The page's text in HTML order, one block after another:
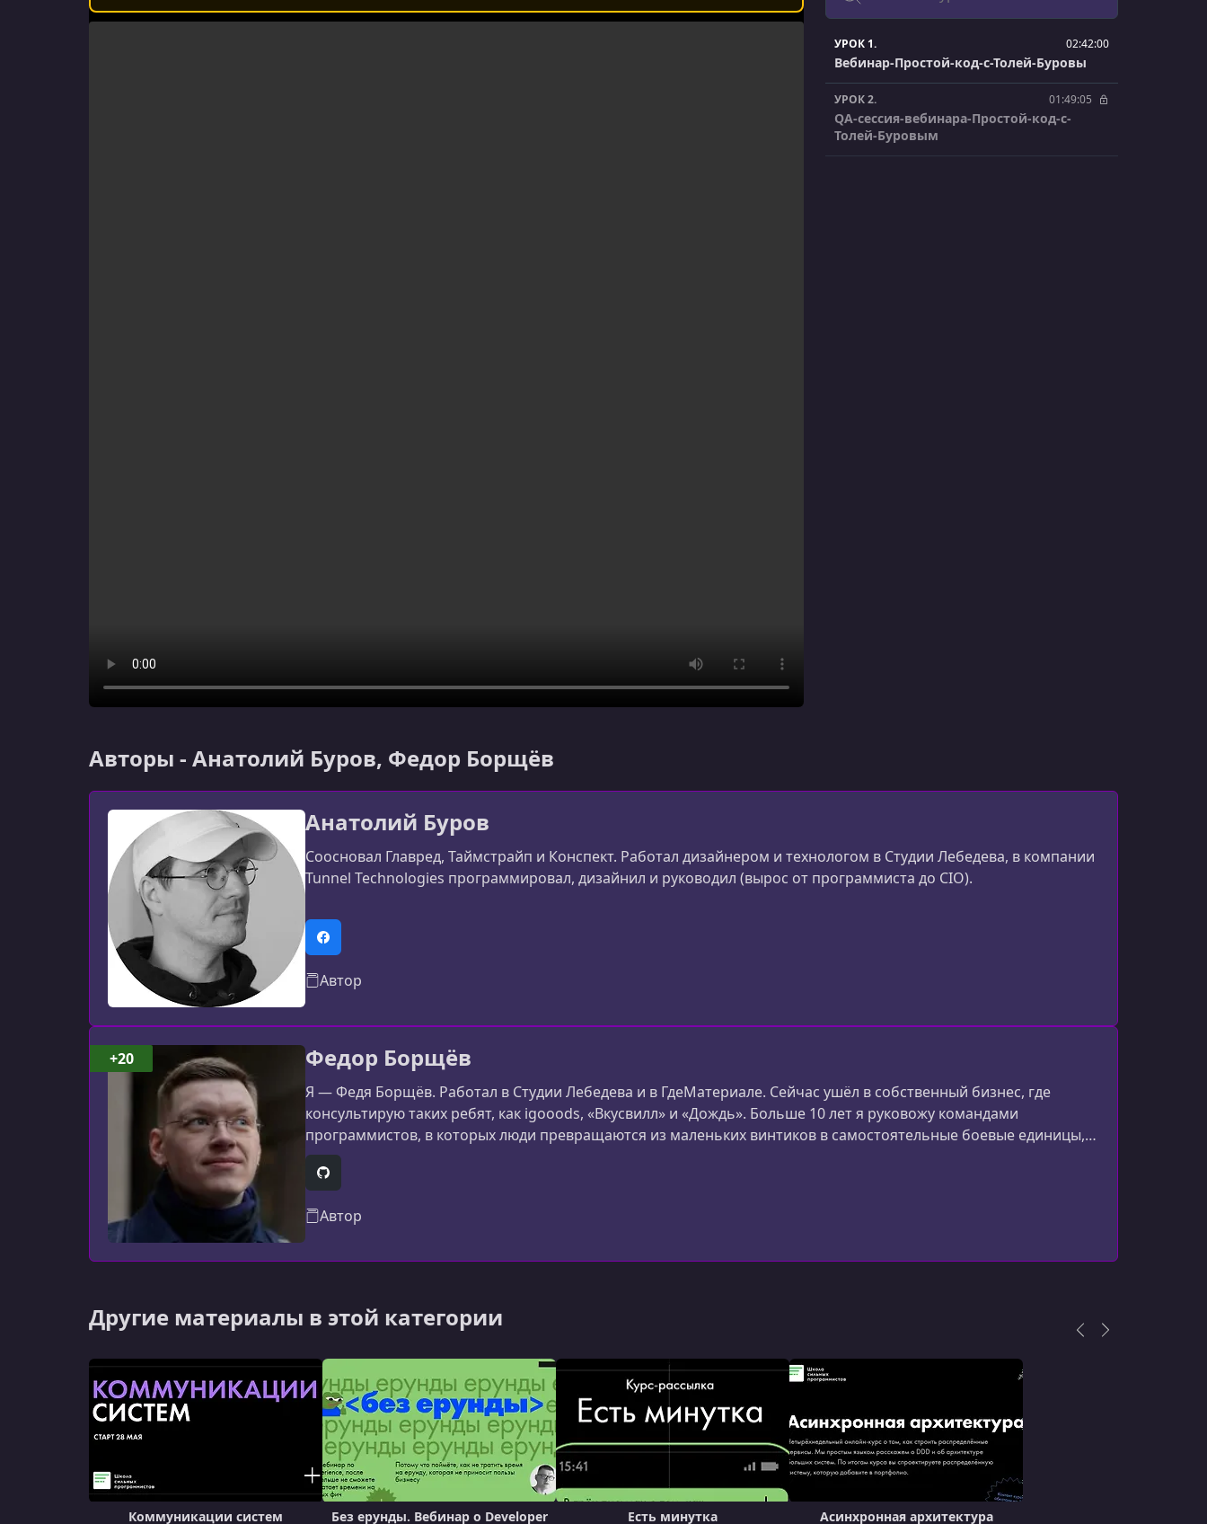
УРОК 1. 02:42:00
Вебинар-Простой-код-с-Толей-Буровы
УРОК 2. 01:49:05
QA-сессия-вебинара-Простой-код-с-
Толей-Буровым
Авторы - Анатoлий Буров, Федор Борщёв
Анатoлий Буров
Соосновал Главред, Таймстрайп и Конспект. Работал дизайнером и технологом в Студии Лебедева, в компании
Tunnel Technologies программировал, дизайнил и руководил (вырос от программиста до CIO).
Facebook
Автор
Федор Борщёв
Я — Федя Борщёв. Работал в Студии Лебедева и в ГдеМатериале. Сейчас ушёл в собственный бизнес, где
консультирую таких ребят, как igooods, «Вкусвилл» и «Дождь». Больше 10 лет я руковожу командами
программистов, в которых люди превращаются из маленьких винтиков в самостоятельные боевые единицы,
способные строить свои команды по моим подходам.
GitHub
Автор
+20
Другие материалы в этой категории
Коммуникации систем Без ерунды. Вебинар о Developer Есть минутка Асинхронная архитектура